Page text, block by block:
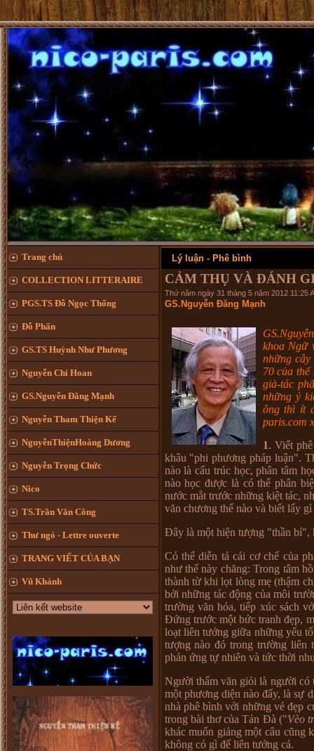
Trang chủ
COLLECTION LITTERAIRE
PGS.TS Đỗ Ngọc Thống
Đỗ Phấn
GS.TS Huỳnh Như Phương
Nguyễn Chí Hoan
GS.Nguyễn Đăng Mạnh
Nguyễn Tham Thiện Kế
NguyễnThiệnHoàng Dương
Nguyễn Trọng Chức
Nico
TS.Trần Văn Công
Thư ngỏ - Lettre ouverte
TRANG VIẾT CỦA BẠN
Vũ Khánh
Lý luận - Phê bình
CẢM THỤ VÀ ĐÁNH
Thứ năm ngày 31 tháng 5 năm 2012 11:25
GS.Nguyễn Đăng Mạnh
khoa Ngữ
những
70 của
giả-tác
những ý
ông thì ít
paris.com
1. Viết
khâu "phi phương pháp luận".
nào là cấu trúc học, phân tâm
nào học được là có thể phân
nước mắt trước những kiệt tác,
văn chương thế nào và biết lấy
Đây là một hiện tượng "thần bí",
Có thể diễn tả cái cơ chế của
như thế này chăng: Trong tâm
thành từ khi lọt lòng mẹ (thậm
bởi những tác động của môi
trường văn hóa, tiếp xúc sách
Đứng trước một bức tranh đẹp,
loạt liên tưởng giữa những yếu
tượng nào đó trong trường
phản ứng tự nhiên và tức thời
Người thẩm văn giỏi là người có
một phương diện nào đấy, là sự
nhà phê bình với những vẻ đẹp
trong bài thơ của Tản Đà ("Vèo
khác muốn giảng một câu cũng
không có gì để liên tưởng cả.